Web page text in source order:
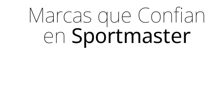
Marcas que Confian
en Sportmaster